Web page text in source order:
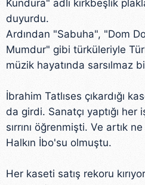
Kundura" adlı kırkbeşlik
duyurdu.
Ardından "Sabuha", "Dom
Mumdur" gibi türküleriyle
müzik hayatında sarsılmaz
İbrahim Tatlıses çıkardığı
da girdi. Sanatçı yaptığı her
sırrını öğrenmişti. Ve artık
Halkın İbo'su olmuştu.
Her kaseti satış rekoru